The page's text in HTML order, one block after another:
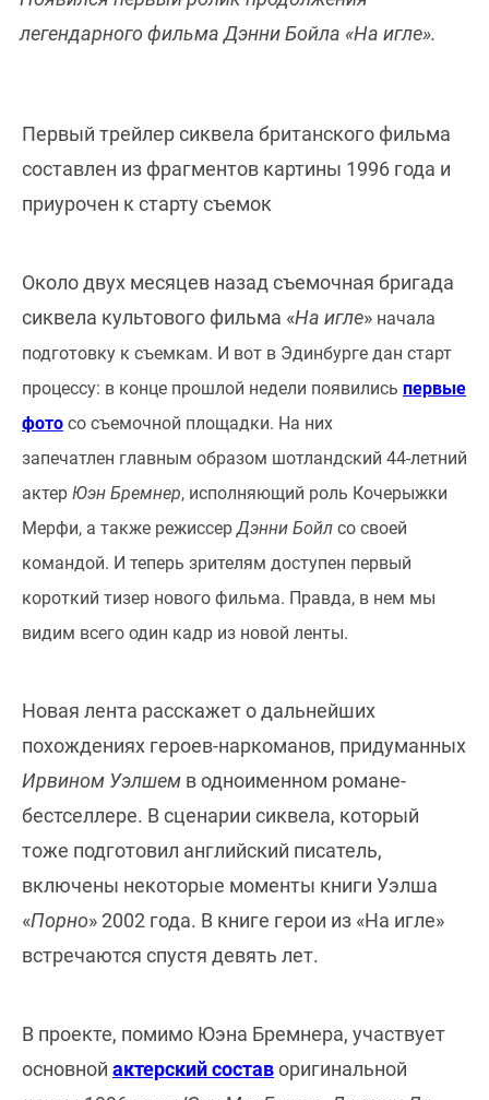
легендарного фильма Дэнни Бойла «На игле».
Первый трейлер сиквела британского фильма
составлен из фрагментов картины 1996 года и
приурочен к старту съемок
Около двух месяцев назад съемочная бригада
сиквела культового фильма «На игле» начала
подготовку к съемкам. И вот в Эдинбурге дан старт
процессу: в конце прошлой недели появились первые
фото со съемочной площадки. На них
запечатлен главным образом шотландский 44-летний
актер Юэн Бремнер, исполняющий роль Кочерыжки
Мерфи, а также режиссерДэнни Бойл со своей
командой. И теперь зрителям доступен первый
короткий тизер нового фильма. Правда, в нем мы
видим всего один кадр из новой ленты.
Новая лента расскажет о дальнейших
похождениях героев-наркоманов, придуманных
Ирвином Уэлшем в одноименном романе-
бестселлере. В сценарии сиквела, который
тоже подготовил английский писатель,
включены некоторые моменты книги Уэлша
«Порно» 2002 года. В книге герои из «На игле»
встречаются спустя девять лет.
В проекте, помимо Юэна Бремнера, участвует
основной актерский составоригинальной